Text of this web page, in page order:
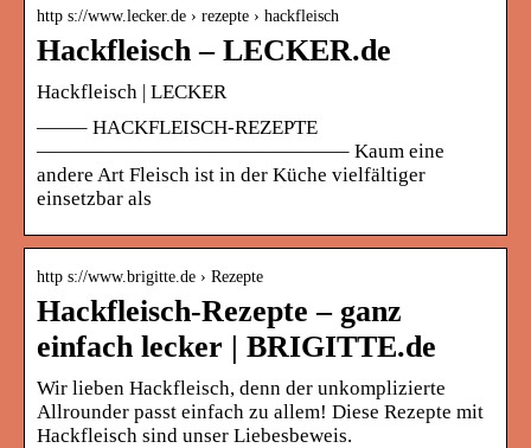
http s://www.lecker.de › rezepte › hackfleisch
Hackfleisch – LECKER.de
Hackfleisch | LECKER
——– HACKFLEISCH-REZEPTE
———————————————– Kaum eine
andere Art Fleisch ist in der Küche vielfältiger
einsetzbar als
http s://www.brigitte.de › Rezepte
Hackfleisch-Rezepte – ganz
einfach lecker | BRIGITTE.de
Wir lieben Hackfleisch, denn der unkomplizierte
Allrounder passt einfach zu allem! Diese Rezepte mit
Hackfleisch sind unser Liebesbeweis.